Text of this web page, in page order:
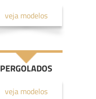
veja modelos
PERGOLADOS
veja modelos